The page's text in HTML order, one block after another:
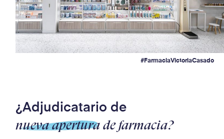
#FarmaciaVictoriaCasado
¿Adjudicatario de
nueva apertura de farmacia?